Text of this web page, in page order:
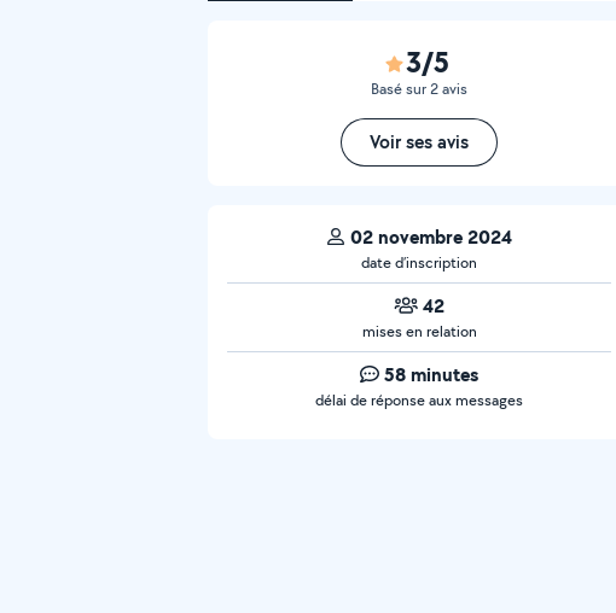
3/5
Basé sur 2 avis
Voir ses avis
02 novembre 2024
date d’inscription
42
mises en relation
58 minutes
délai de réponse aux messages